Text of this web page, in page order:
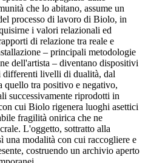
che lo abitano, assume un
processo di lavoro di Biolo, in
i valori relazionali ed
di relazione tra reale e
– principali metodologie
dell'artista – diventano dispositivi
differenti livelli di dualità, dal
quello tra positivo e negativo,
successivamente riprodotti in
cui Biolo rigenera luoghi asettici
fragilità onirica che ne
L'oggetto, sottratto alla
una modalità con cui raccogliere e
costruendo un archivio aperto